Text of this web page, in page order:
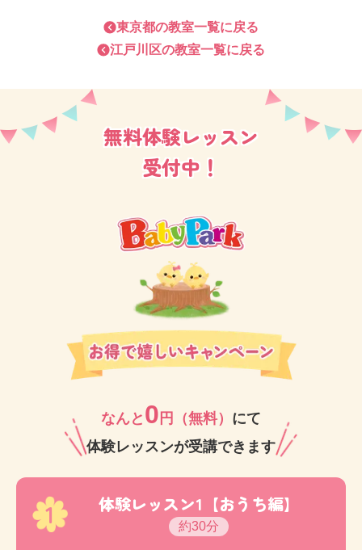
母子分離レッスンになってからでも、近隣にドトール
ど、お茶をしながら待っていられるところもあり☆
マルエツさんもあるので、夕飯のお買い物をしながら
お子さまをお待ちいただくこともできます。
い遠方よりお越しいただくケースが多いのも、葛西教
室の特徴かも知れません。
教室のすぐ近くには「地下鉄博物館」さんがあり、体
験レッスンの前後にスケジュールを組み合わせてみて
も楽しいですよ♪
ぜひ一度体験レッスンにお越しいただいて、教室の雰
囲気をご覧になってみてくださいね。 お子さま想いの
東京都の教室一覧に戻る
江戸川区の教室一覧に戻る
無料体験レッスン
受付中！
なんと 0 円（無料） にて
体験レッスンが受講できます
1 体験レッスン1【おうち編】
約30分